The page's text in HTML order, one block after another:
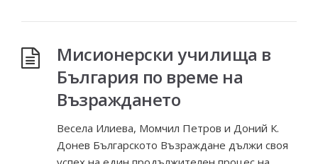
Мисионерски училища в
България по време на
Възраждането
Весела Илиева, Момчил Петров и Доний К.
Донев Българското Възраждане дължи своя